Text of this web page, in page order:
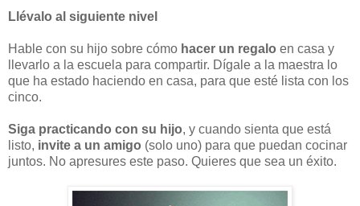
Llévalo al siguiente nivel
Hable con su hijo sobre cómo hacer un regalo en casa y
llevarlo a la escuela para compartir. Dígale a la maestra lo
que ha estado haciendo en casa, para que esté lista con los
cinco.
Siga practicando con su hijo, y cuando sienta que está
listo, invite a un amigo (solo uno) para que puedan cocinar
juntos. No apresures este paso. Quieres que sea un éxito.